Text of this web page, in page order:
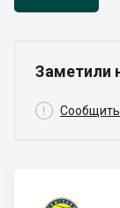
Заметили
 Сообщить
Киевгорстрой